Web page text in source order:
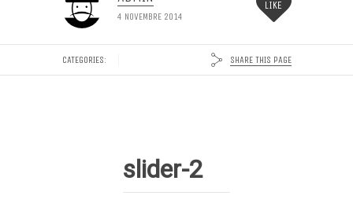
4 NOVEMBRE 2014
LIKE
CATEGORIES: SHARE THIS PAGE
slider-2